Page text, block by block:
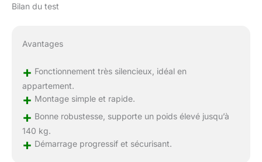
Bilan du test
Avantages
+ Fonctionnement très silencieux, idéal en
appartement.
+ Montage simple et rapide.
+ Bonne robustesse, supporte un poids élevé jusqu’à
140 kg.
+ Démarrage progressif et sécurisant.